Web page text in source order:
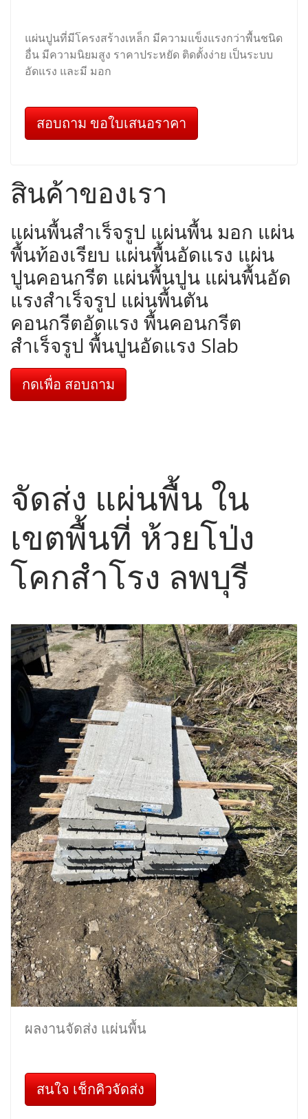
แผ่นปูนที่มีโครงสร้างเหล็ก มีความแข็งแรงกว่าพื้นชนิด
อื่น มีความนิยมสูง ราคาประหยัด ติดตั้งง่าย เป็นระบบ
อัดแรง และมี มอก
สอบถาม ขอใบเสนอราคา
สินค้าของเรา
แผ่นพื้นสำเร็จรูป แผ่นพื้น มอก แผ่น
พื้นท้องเรียบ แผ่นพื้นอัดแรง แผ่น
ปูนคอนกรีต แผ่นพื้นปูน แผ่นพื้นอัด
แรงสำเร็จรูป แผ่นพื้นตัน
คอนกรีตอัดแรง พื้นคอนกรีต
สำเร็จรูป พื้นปูนอัดแรง Slab
กดเพื่อ สอบถาม
จัดส่ง แผ่นพื้น ใน
เขตพื้นที่ ห้วยโป่ง
โคกสำโรง ลพบุรี
ผลงานจัดส่ง แผ่นพื้น
สนใจ เช็กคิวจัดส่ง